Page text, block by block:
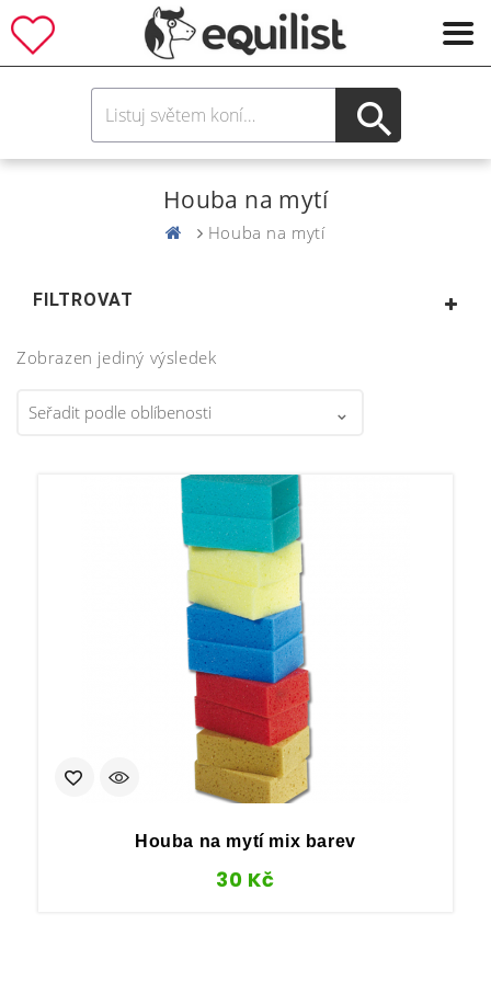
Houba na mytí
Houba na mytí
FILTROVAT
Zobrazen jediný výsledek
Houba na mytí mix barev
30 Kč